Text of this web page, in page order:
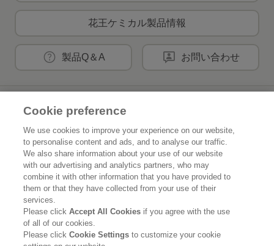
花王ケミカル製品情報
製品Q＆A お問い合わせ
花王公式SNSアカウント
Home 花王について
サステナビリティ
ブランド
Cookie preference
We use cookies to improve your experience on our website,
to personalise content and ads, and to analyse our traffic.
We also share information about your use of our website
with our advertising and analytics partners, who may
combine it with other information that you have provided to
them or that they have collected from your use of their
services.
Please clickAccept All Cookies if you agree with the use
of all of our cookies.
Please clickCookie Settingsto customize your cookie